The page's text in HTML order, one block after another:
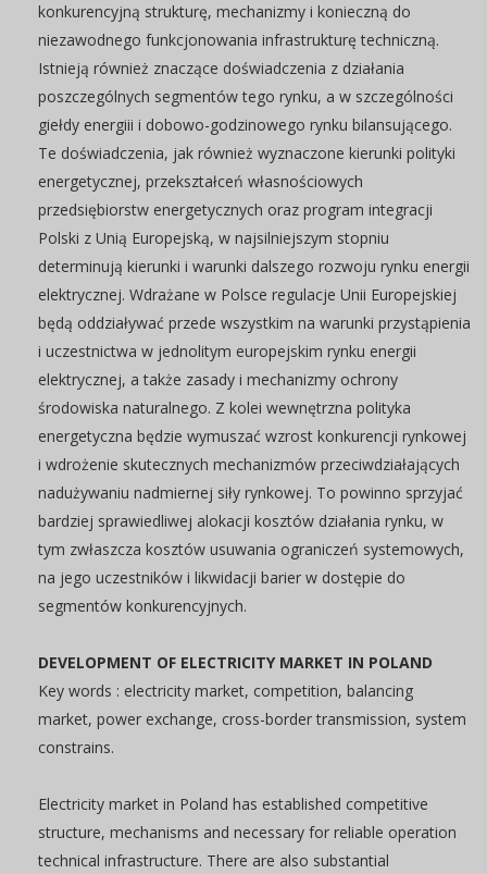
konkurencyjną strukturę, mechanizmy i konieczną do
niezawodnego funkcjonowania infrastrukturę techniczną.
Istnieją również znaczące doświadczenia z działania
poszczególnych segmentów tego rynku, a w szczególności
giełdy energiii i dobowo-godzinowego rynku bilansującego.
Te doświadczenia, jak również wyznaczone kierunki polityki
energetycznej, przekształceń własnościowych
przedsiębiorstw energetycznych oraz program integracji
Polski z Unią Europejską, w najsilniejszym stopniu
determinują kierunki i warunki dalszego rozwoju rynku energii
elektrycznej. Wdrażane w Polsce regulacje Unii Europejskiej
będą oddziaływać przede wszystkim na warunki przystąpienia
i uczestnictwa w jednolitym europejskim rynku energii
elektrycznej, a także zasady i mechanizmy ochrony
środowiska naturalnego. Z kolei wewnętrzna polityka
energetyczna będzie wymuszać wzrost konkurencji rynkowej
i wdrożenie skutecznych mechanizmów przeciwdziałających
nadużywaniu nadmiernej siły rynkowej. To powinno sprzyjać
bardziej sprawiedliwej alokacji kosztów działania rynku, w
tym zwłaszcza kosztów usuwania ograniczeń systemowych,
na jego uczestników i likwidacji barier w dostępie do
segmentów konkurencyjnych.
DEVELOPMENT OF ELECTRICITY MARKET IN POLAND
Key words : electricity market, competition, balancing
market, power exchange, cross-border transmission, system
constrains.
Electricity market in Poland has established competitive
structure, mechanisms and necessary for reliable operation
technical infrastructure. There are also substantial